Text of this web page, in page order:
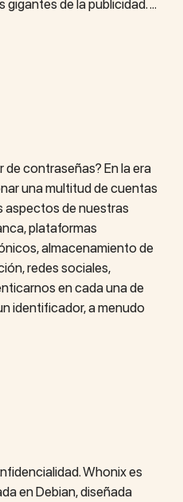
de la publicidad. …
contraseñas? En la era
una multitud de cuentas
aspectos de nuestras
plataformas
almacenamiento de
redes sociales,
en cada una de
identificador, a menudo
Whonix es
en Debian, diseñada